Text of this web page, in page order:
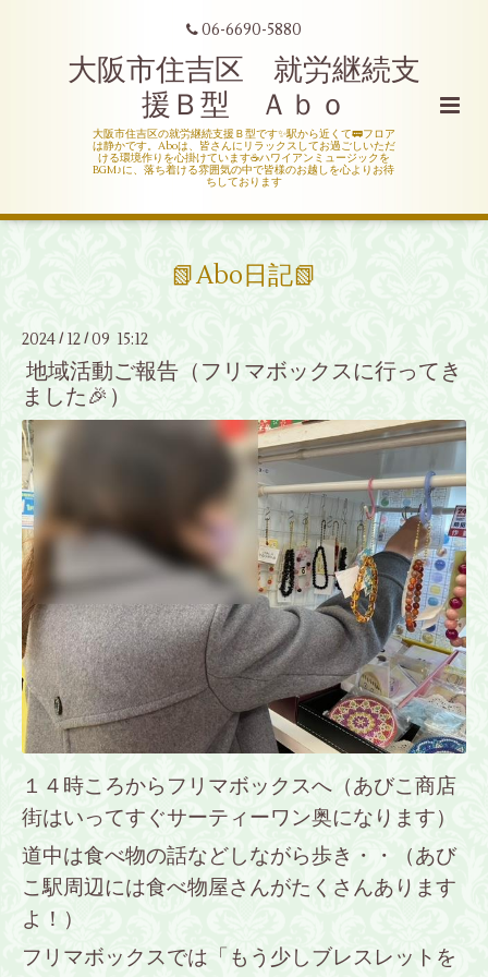
06-6690-5880
大阪市住吉区 就労継続支
援Ｂ型 Ａｂｏ
大阪市住吉区の就労継続支援Ｂ型です✨駅から近くて🚃フロア
は静かです。Aboは、皆さんにリラックスしてお過ごしいただ
ける環境作りを心掛けています☕ハワイアンミュージックを
BGM♪に、落ち着ける雰囲気の中で皆様のお越しを心よりお待
ちしております
📗Abo日記📗
2024 / 12 / 09 15:12
地域活動ご報告（フリマボックスに行ってき
ました🎉）
１４時ころからフリマボックスへ（あびこ商店
街はいってすぐサーティーワン奥になります）
道中は食べ物の話などしながら歩き・・（あび
こ駅周辺には食べ物屋さんがたくさんあります
よ！）
フリマボックスでは「もう少しブレスレットを